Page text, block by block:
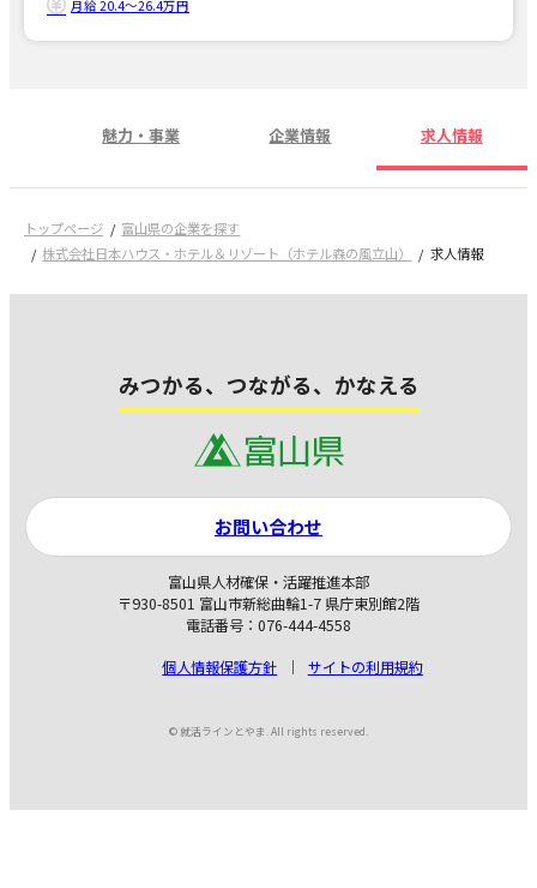
月給 20.4〜26.4万円
魅力・事業 企業情報 求人情報
トップページ
富山県の企業を探す
株式会社日本ハウス・ホテル＆リゾート（ホテル森の風立山）
求人情報
みつかる、つながる、かなえる
富山県人材確保・活躍推進本部
〒930-8501 富山市新総曲輪1-7 県庁東別館2階
電話番号：076-444-4558
個人情報保護方針
サイトの利用規約
お問い合わせ
© 就活ラインとやま. All rights reserved.